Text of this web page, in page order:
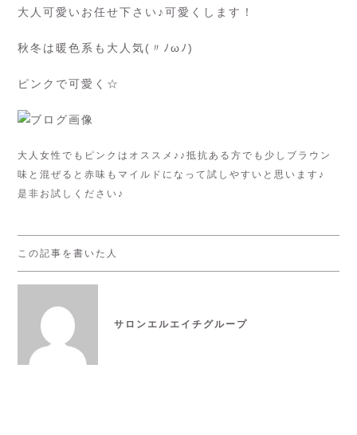
大人可愛いお任せ下さい♪可愛くします！
秋冬は暖色系も大人気(〃ﾉωﾉ)
ピンクで可愛く☆
大人女性でもピンクはオススメ♪♪抵抗ある方でも少しブラウン
味と混ぜると赤味もマイルドになって試しやすいと思います♪
是非お試しください♪
この記事を書いた人
サロンエルエイチグループ